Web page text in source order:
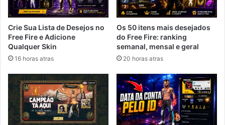
Crie Sua Lista de Desejos no
Free Fire e Adicione
Qualquer Skin
16 horas atras
Os 50 itens mais desejados
do Free Fire: ranking
semanal, mensal e geral
20 horas atras